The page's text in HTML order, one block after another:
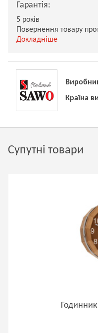
Гарантія:
5 років
Повернення товару
Докладніше
Країна
Супутні товари